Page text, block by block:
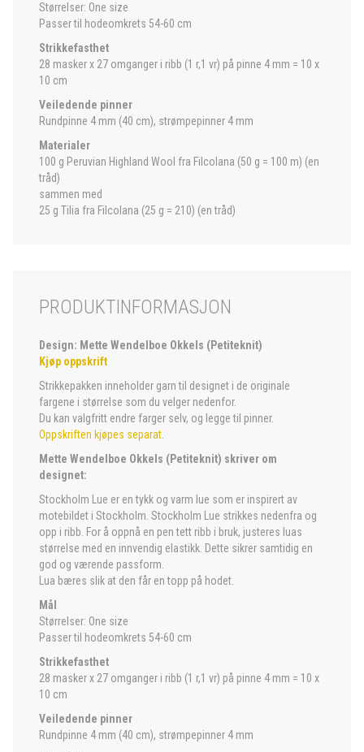
Størrelser: One size
Passer til hodeomkrets 54-60 cm
Strikkefasthet
28 masker x 27 omganger i ribb (1 r,1 vr) på pinne 4 mm = 10 x
10 cm
Veiledende pinner
Rundpinne 4 mm (40 cm), strømpepinner 4 mm
Materialer
100 g Peruvian Highland Wool fra Filcolana (50 g = 100 m) (en
tråd)
sammen med
25 g Tilia fra Filcolana (25 g = 210) (en tråd)
PRODUKTINFORMASJON
Design: Mette Wendelboe Okkels (Petiteknit)
Kjøp oppskrift
Strikkepakken inneholder garn til designet i de originale
fargene i størrelse som du velger nedenfor.
Du kan valgfritt endre farger selv, og legge til pinner.
Oppskriften kjøpes separat
Mette Wendelboe Okkels (Petiteknit) skriver om
designet:
Stockholm Lue er en tykk og varm lue som er inspirert av
motebildet i Stockholm. Stockholm Lue strikkes nedenfra og
opp i ribb. For å oppnå en pen tett ribb i bruk, justeres luas
størrelse med en innvendig elastikk. Dette sikrer samtidig en
god og værende passform.
Lua bæres slik at den får en topp på hodet.
Mål
Størrelser: One size
Passer til hodeomkrets 54-60 cm
Strikkefasthet
28 masker x 27 omganger i ribb (1 r,1 vr) på pinne 4 mm = 10 x
10 cm
Veiledende pinner
Rundpinne 4 mm (40 cm), strømpepinner 4 mm